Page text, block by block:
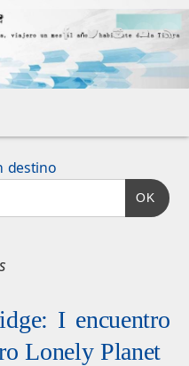
destino
OK
I encuentro
Lonely Planet